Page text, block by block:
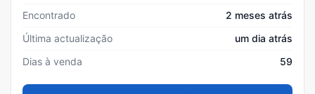
Encontrado
2 meses atrás
Última actualização
um dia atrás
Dias à venda
59